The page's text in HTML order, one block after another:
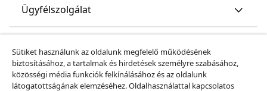
Ügyfélszolgálat
vidaXL
Sütiket használunk az oldalunk megfelelő működésének
biztosításához, a tartalmak és hirdetések személyre szabásához,
közösségi média funkciók felkínálásához és az oldalunk
látogatottságának elemzéséhez. Oldalhasználattal kapcsolatos